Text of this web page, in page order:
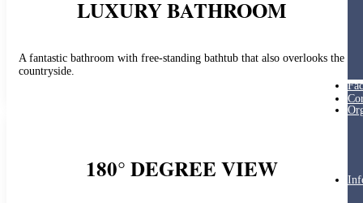
LUXURY BATHROOM
A fantastic bathroom with free-standing bathtub that also overlooks the
countryside.
180° DEGREE VIEW